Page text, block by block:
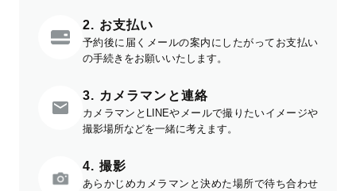
2. お支払い
予約後に届くメールの案内にしたがってお支払い
の手続きをお願いいたします。
3. カメラマンと連絡
カメラマンとLINEやメールで撮りたいイメージや
撮影場所などを一緒に考えます。
4. 撮影
あらかじめカメラマンと決めた場所で待ち合わせ